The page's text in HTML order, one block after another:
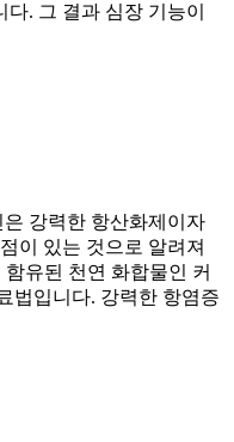
. 그 결과 심장 기능이
강력한 항산화제이자
이 있는 것으로 알려져
유된 천연 화합물인 커
법입니다. 강력한 항염증